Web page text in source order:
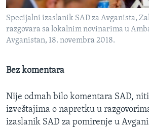
Specijalni izaslanik SAD za Avganista,
razgovara sa lokalnim novinarima u
Avganistan, 18. novembra 2018.
Bez komentara
Nije odmah bilo komentara SAD,
izveštajima o napretku u
izaslanik SAD za pomirenje u